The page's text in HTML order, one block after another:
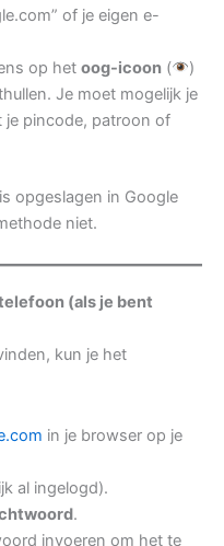
of je eigen e-
op het oog-icoon(
)
Je moet mogelijk je
pincode, patroon of
opgeslagen in Google
niet.
(als je bent
kun je het
in je browser op je
al ingelogd).
.
invoeren om het te